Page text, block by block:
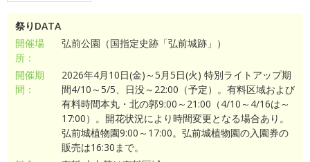
祭りDATA
開催場
所：
弘前公園（国指定史跡「弘前城跡」）
開催期
間：
2026年4月10日(金)～5月5日(火) 特別ライトアップ期
間4/10～5/5、日没～22:00（予定）。有料区域および
有料時間本丸・北の郭9:00～21:00（4/10～4/16は～
17:00）。開花状況により時間変更となる場合あり。
弘前城植物園9:00～17:00。弘前城植物園の入園券の
販売は16:30まで。